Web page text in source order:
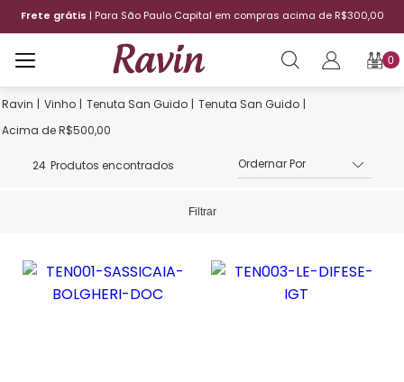
12x sem juros | Aproveite o parcelamento
0
Vinho Tenuta San Guido
Tenuta San Guido
Acima de R$500,00
24 Produtos encontrados
Filtrar